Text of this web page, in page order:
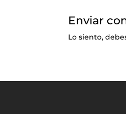
Enviar
Lo siento,